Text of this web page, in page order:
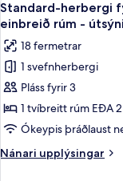
útsýni
yfir
allar
myndir
fyrir
Standard-
herbergi
fyrir
tvo
-
1
8
Standard-herbergi
einbreið rúm -
18 fermetrar
1 svefnherbergi
Pláss fyrir 3
1 tvíbreitt rúm EÐA
Ókeypis þráðlaust
Nánari upplýsingar
Nánari